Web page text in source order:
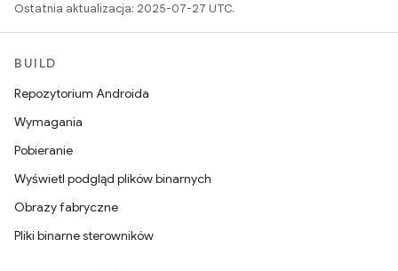
Ostatnia aktualizacja: 2025-07-27 UTC.
BUILD
Repozytorium Androida
Wymagania
Pobieranie
Wyświetl podgląd plików binarnych
Obrazy fabryczne
Pliki binarne sterowników